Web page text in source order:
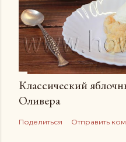
Классический
Оливера
Поделиться Отправить